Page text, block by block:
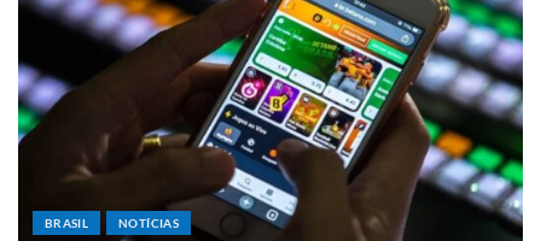
BRASIL NOTÍCIAS